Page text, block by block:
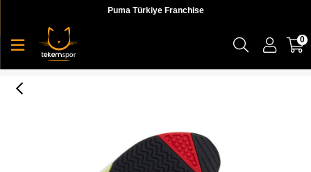
Puma Türkiye Franchise
0